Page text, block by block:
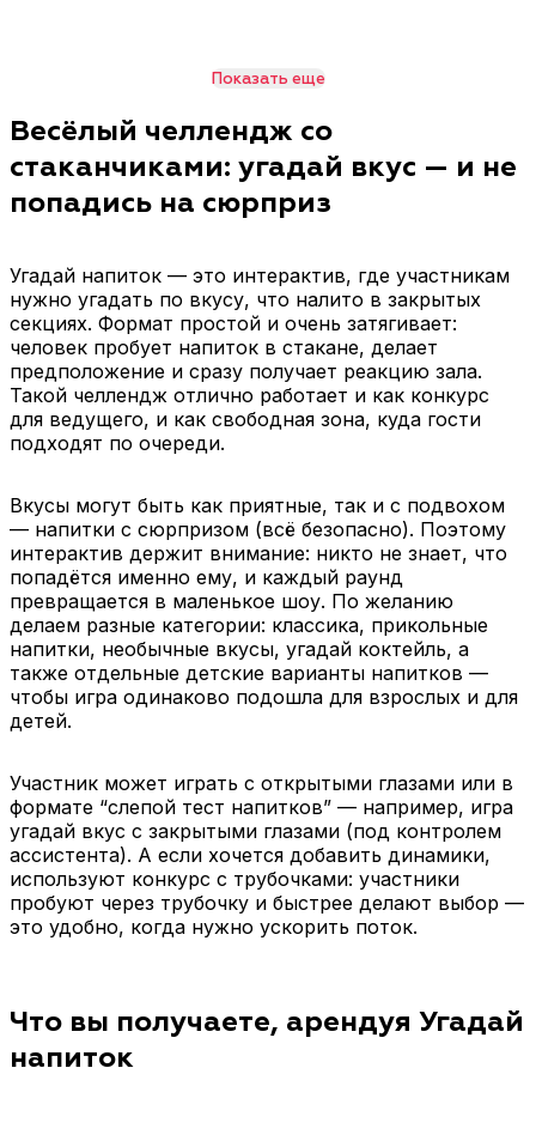
говорит, какой напиток
он попробовал. Хорошо
для свободных
подходов.
ведущего
конкурс - угадай
напиток, задаёт тему
(газировки/соки/
коктейли), считает очки
и выводит финал.
Версия для компании
Игры со стаканами для
компании: команды
угадывают, кто набрал
больше точных ответов.
Детский формат
Угадай напиток для
детей. Без резких
сюрпризов, только
понятные вкусы (соки,
лимонады, молочные
напитки).
Показать еще
Весёлый челлендж со
стаканчиками: угадай вкус — и не
попадись на сюрприз
Угадай напиток — это интерактив, где участникам
нужно угадать по вкусу, что налито в закрытых
секциях. Формат простой и очень затягивает:
человек пробует напиток в стакане, делает
предположение и сразу получает реакцию зала.
Такой челлендж отлично работает и как конкурс
для ведущего, и как свободная зона, куда гости
подходят по очереди.
Вкусы могут быть как приятные, так и с подвохом
— напитки с сюрпризом (всё безопасно). Поэтому
интерактив держит внимание: никто не знает, что
попадётся именно ему, и каждый раунд
превращается в маленькое шоу. По желанию
делаем разные категории: классика, прикольные
напитки, необычные вкусы, угадай коктейль, а
также отдельные детские варианты напитков —
чтобы игра одинаково подошла для взрослых и для
детей.
Участник может играть с открытыми глазами или в
формате “слепой тест напитков” — например, игра
угадай вкус с закрытыми глазами (под контролем
ассистента). А если хочется добавить динамики,
используют конкурс с трубочками: участники
пробуют через трубочку и быстрее делают выбор —
это удобно, когда нужно ускорить поток.
Что вы получаете, арендуя Угадай
напиток